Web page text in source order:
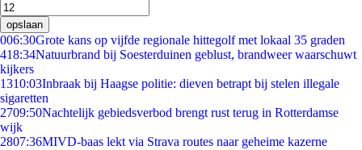
opslaan
006:30Grote kans op vijfde regionale hittegolf met lokaal 35 graden
418:34Natuurbrand bij Soesterduinen geblust, brandweer waarschuwt
kijkers
1310:03Inbraak bij Haagse politie: dieven betrapt bij stelen illegale
sigaretten
2709:50Nachtelijk gebiedsverbod brengt rust terug in Rotterdamse
wijk
2807:36MIVD-baas lekt via Strava routes naar geheime kazerne